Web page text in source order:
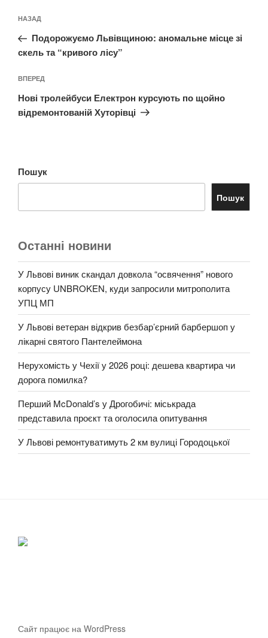
записів
Попередній
запис:
НАЗАД
Подорожуємо Львівщиною: анoмальне місце зі
скель та “кривого лісу”
Наступний
запис
ВПЕРЕД
Нові тролейбуси Електрон курсують по щойно
відремонтованій Хуторівці
Пошук
Пошук
Останні новини
У Львові виник скандал довкола “освячення” нового
корпусу UNBROKEN, куди запросили митрополита
УПЦ МП
У Львові ветеран відкрив безбар’єрний барбершоп у
лікарні святого Пантелеймона
Нерухомість у Чехії у 2026 році: дешева квартира чи
дорога помилка?
Перший McDonald’s у Дрогобичі: міськрада
представила проєкт та оголосила опитування
У Львові ремонтуватимуть 2 км вулиці Городоцької
Сайт працює на WordPress